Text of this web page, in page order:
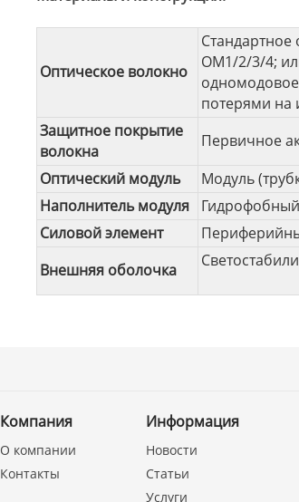
Оптическое волокно
OM1/2/3/4;
потерями на
Защитное покрытие
волокна
Первичное
Оптический модуль
Модуль
Наполнитель модуля
Силовой элемент
Внешняя оболочка
Компания
О компании
Контакты
Информация
Новости
Статьи
Услуги